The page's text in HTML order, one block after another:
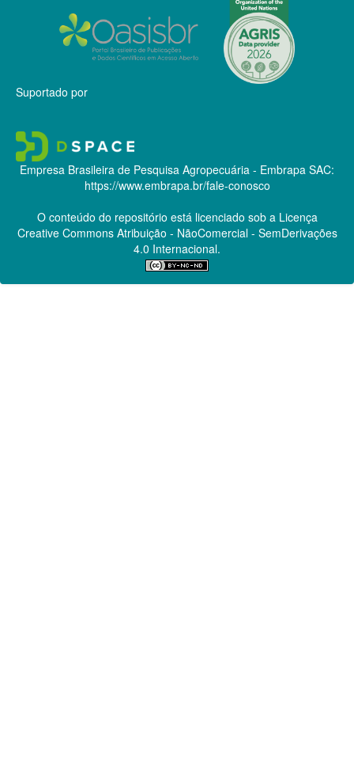
Suportado por
Empresa Brasileira de Pesquisa Agropecuária - Embrapa SAC:
https://www.embrapa.br/fale-conosco
O conteúdo do repositório está licenciado sob a Licença
Creative CommonsAtribuição - NãoComercial - SemDerivações
4.0 Internacional.